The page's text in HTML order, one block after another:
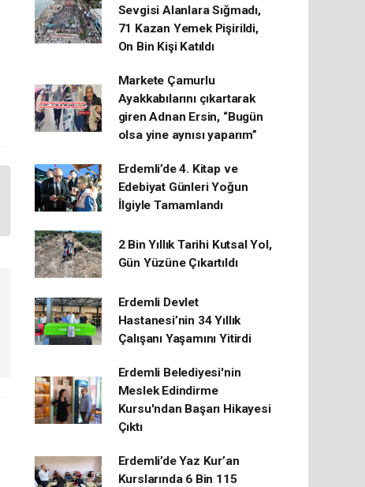
Sevgisi Alanlara Sığmadı,
71 Kazan Yemek Pişirildi,
On Bin Kişi Katıldı
Markete Çamurlu
Ayakkabılarını çıkartarak
giren Adnan Ersin, “Bugün
olsa yine aynısı yaparım”
Erdemli’de 4. Kitap ve
Edebiyat Günleri Yoğun
İlgiyle Tamamlandı
2 Bin Yıllık Tarihi Kutsal Yol,
Gün Yüzüne Çıkartıldı
Erdemli Devlet
Hastanesi’nin 34 Yıllık
Çalışanı Yaşamını Yitirdi
Erdemli Belediyesi'nin
Meslek Edindirme
Kursu'ndan Başarı Hikayesi
Çıktı
Erdemli’de Yaz Kur’an
Kurslarında 6 Bin 115